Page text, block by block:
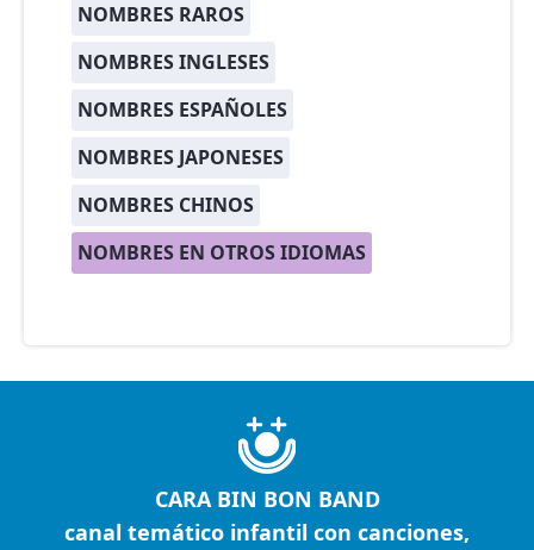
NOMBRES RAROS
NOMBRES INGLESES
NOMBRES ESPAÑOLES
NOMBRES JAPONESES
NOMBRES CHINOS
NOMBRES EN OTROS IDIOMAS
CARA BIN BON BAND
canal temático infantil con canciones,